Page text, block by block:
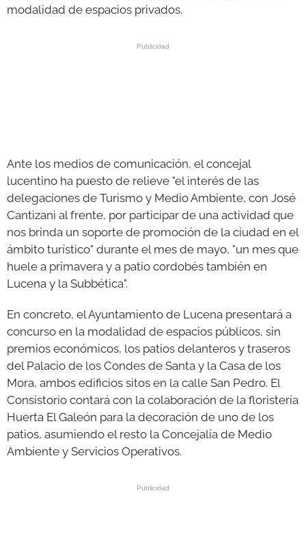
modalidad de espacios privados.
Ante los medios de comunicación, el concejal
lucentino ha puesto de relieve "el interés de las
delegaciones de Turismo y Medio Ambiente, con José
Cantizani al frente, por participar de una actividad que
nos brinda un soporte de promoción de la ciudad en el
ámbito turístico" durante el mes de mayo, "un mes que
huele a primavera y a patio cordobés también en
Lucena y la Subbética".
En concreto, el Ayuntamiento de Lucena presentará a
concurso en la modalidad de espacios públicos, sin
premios económicos, los patios delanteros y traseros
del Palacio de los Condes de Santa y la Casa de los
Mora, ambos edificios sitos en la calle San Pedro. El
Consistorio contará con la colaboración de la floristería
Huerta El Galeón para la decoración de uno de los
patios, asumiendo el resto la Concejalía de Medio
Ambiente y Servicios Operativos.